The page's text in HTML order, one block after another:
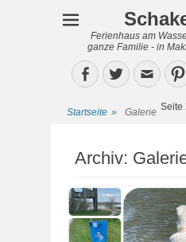
Ferienhaus am
ganze Familie - in
Facebook
Twitter
Startseite » Galerie Seite
Archiv: